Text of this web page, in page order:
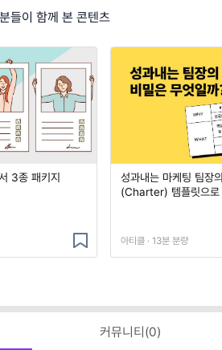
들이 함께 본 콘텐츠
3종 패키지
성과내는 마케팅 팀장
(Charter) 템플릿으로
아티클 · 13분 분량
커뮤니티(0)